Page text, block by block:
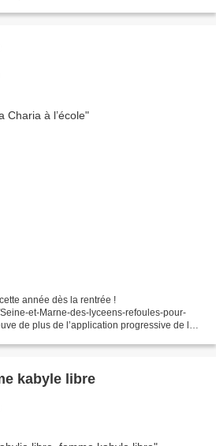
année dès la rentrée !
et-Marne-des-lyceens-refoules-pour-
de plus de l’application progressive de la
kabyle libre